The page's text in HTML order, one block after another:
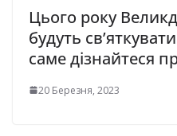
Цього року
будуть
саме дізнайтеся
20 Березня, 2023